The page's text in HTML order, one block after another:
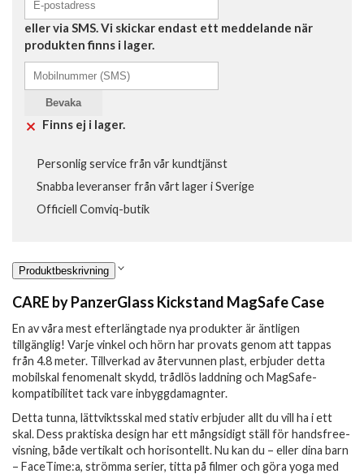
eller via SMS. Vi skickar endast ett meddelande när
produkten finns i lager.
Bevaka
Finns ej i lager.
Personlig service från vår kundtjänst
Snabba leveranser från vårt lager i Sverige
Officiell Comviq-butik
Produktbeskrivning
CARE by PanzerGlass Kickstand MagSafe Case
En av våra mest efterlängtade nya produkter är äntligen
tillgänglig! Varje vinkel och hörn har provats genom att tappas
från 4.8 meter. Tillverkad av återvunnen plast, erbjuder detta
mobilskal fenomenalt skydd, trådlös laddning och MagSafe-
kompatibilitet tack vare inbyggdamagnter.
Detta tunna, lättviktsskal med stativ erbjuder allt du vill ha i ett
skal. Dess praktiska design har ett mångsidigt ställ för handsfree-
visning, både vertikalt och horisontellt. Nu kan du – eller dina barn
– FaceTime:a, strömma serier, titta på filmer och göra yoga med